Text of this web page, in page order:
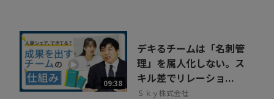
09:38
デキるチームは「名刺管
理」を属人化しない。ス
キル差でリレーショ...
Ｓｋｙ株式会社